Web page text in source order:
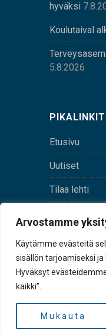
Arvostamme
Käytämme evästeitä
sisällön tarjoamiseksi
Hyväksyt
kaikki”.
Mukauta
hyväksi
Koulutaival
5.8.2026
PIKALINKIT
Etusivu
Uutiset
Tilaa lehti
tunnus
TAKAISIN